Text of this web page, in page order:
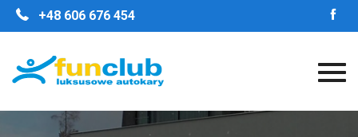
GALERIA
+48 606 676 454